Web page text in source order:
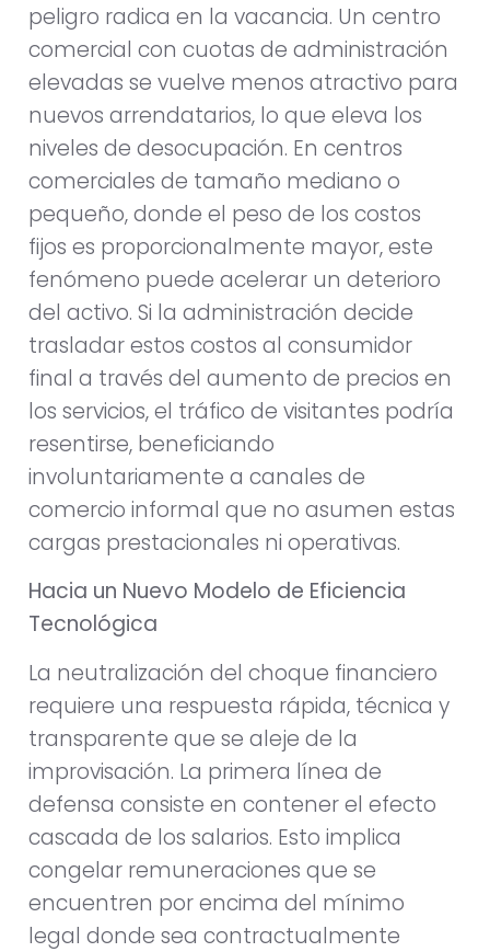
peligro radica en la vacancia. Un centro
comercial con cuotas de administración
elevadas se vuelve menos atractivo para
nuevos arrendatarios, lo que eleva los
niveles de desocupación. En centros
comerciales de tamaño mediano o
pequeño, donde el peso de los costos
fijos es proporcionalmente mayor, este
fenómeno puede acelerar un deterioro
del activo. Si la administración decide
trasladar estos costos al consumidor
final a través del aumento de precios en
los servicios, el tráfico de visitantes podría
resentirse, beneficiando
involuntariamente a canales de
comercio informal que no asumen estas
cargas prestacionales ni operativas.
Hacia un Nuevo Modelo de Eficiencia
Tecnológica
La neutralización del choque financiero
requiere una respuesta rápida, técnica y
transparente que se aleje de la
improvisación. La primera línea de
defensa consiste en contener el efecto
cascada de los salarios. Esto implica
congelar remuneraciones que se
encuentren por encima del mínimo
legal donde sea contractualmente